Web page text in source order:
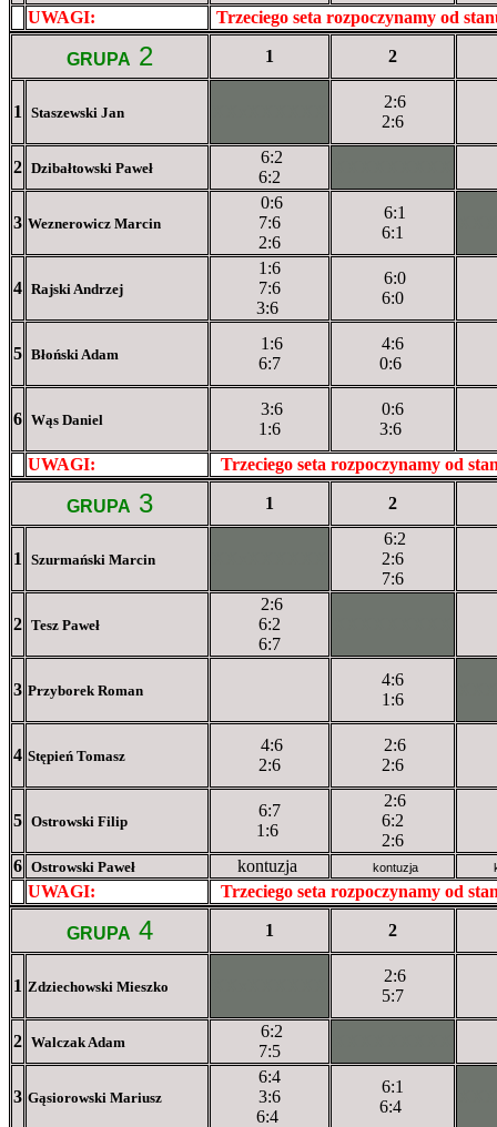
UWAGI: Trzeciego seta rozpoczynamy od
GRUPA 2 1 2
1 Staszewski Jan
2:6
2:6
2 Dzibałtowski Paweł
6:2
6:2
3 Weznerowicz Marcin
0:6
7:6
2:6
6:1
6:1
4 Rajski Andrzej
1:6
7:6
3:6
6:0
6:0
5 Błoński Adam
1:6
6:7
4:6
0:6
6 Wąs Daniel
3:6
1:6
0:6
3:6
UWAGI:
Trzeciego seta rozpoczynamy od
GRUPA 3 1 2
1 Szurmański Marcin
6:2
2:6
7:6
2 Tesz Paweł
2:6
6:2
6:7
3 Przyborek Roman
4:6
1:6
4 Stępień Tomasz
4:6
2:6
2:6
2:6
5 Ostrowski Filip
6:7
1:6
2:6
6:2
2:6
6 Ostrowski Paweł kontuzja
UWAGI: Trzeciego seta rozpoczynamy od
GRUPA 4 1 2
1 Zdziechowski Mieszko
2:6
5:7
2 Walczak Adam
6:2
7:5
3 Gąsiorowski Mariusz
6:4
3:6
6:4
6:1
6:4